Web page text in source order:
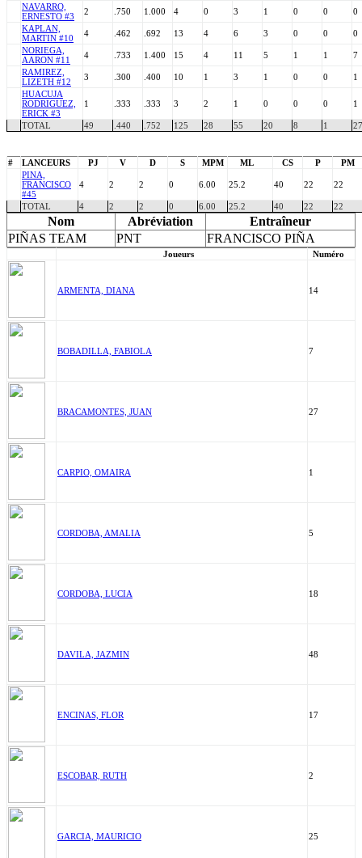
NAVARRO,
ERNESTO #3
2 .750 1.000 4 0 3 1 0 0
0
KAPLAN,
MARTIN #10
4 .462 .692 13 4 6 3 0 0
0
NORIEGA,
AARON #11
4 .733 1.400 15 4 11 5 1 1
7
RAMIREZ,
LIZETH #12
3 .300 .400 10 1 3 1 0 0
1
HUACUJA
RODRIGUEZ,
ERICK #3
1 .333 .333 3 2 1 0 0 0 1
TOTAL 49 .440 .752 125 28 55 20 8 1 27
# LANCEURS PJ V D S MPM ML CS P
PM
PINA,
FRANCISCO
#45
4 2 2 0 6.00 25.2 40 22 22
TOTAL 4 2 2 0 6.00 25.2 40 22 22
Nom Abréviation
Entraîneur
PIÑAS TEAM
PNT FRANCISCO PIÑA
Joueurs Numéro
ARMENTA, DIANA 14
BOBADILLA, FABIOLA 7
BRACAMONTES, JUAN 27
CARPIO, OMAIRA 1
CORDOBA, AMALIA 5
CORDOBA, LUCIA 18
DAVILA, JAZMIN 48
ENCINAS, FLOR 17
ESCOBAR, RUTH 2
GARCIA, MAURICIO 25